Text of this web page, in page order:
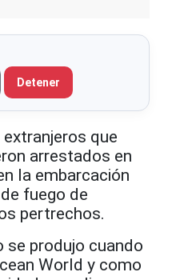
Detener
extranjeros que
arrestados en
la embarcación
fuego de
pertrechos.
se produjo cuando
World y como